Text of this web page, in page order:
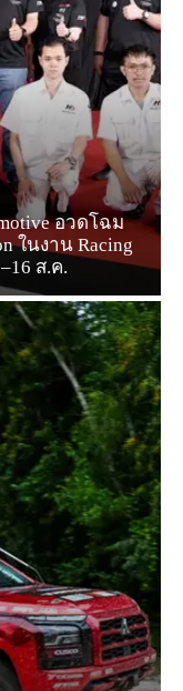
อวดโฉม
ในงาน Racing
ส.ค.